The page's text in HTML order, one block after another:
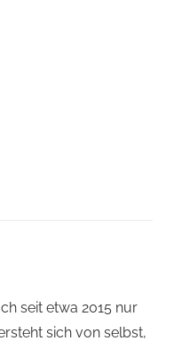
seit etwa 2015 nur
sich von selbst,